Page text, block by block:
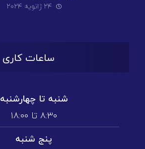
۲۴ ژانویه ۲۰۲۴
ساعات کاری
شنبه تا چهارشنبه
۸:۳۰ تا ۱۸:۰۰
پنج شنبه